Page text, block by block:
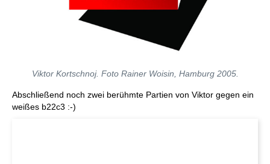
Viktor Kortschnoj. Foto Rainer Woisin, Hamburg 2005.
Abschließend noch zwei berühmte Partien von Viktor gegen ein
weißes b22c3 :-)